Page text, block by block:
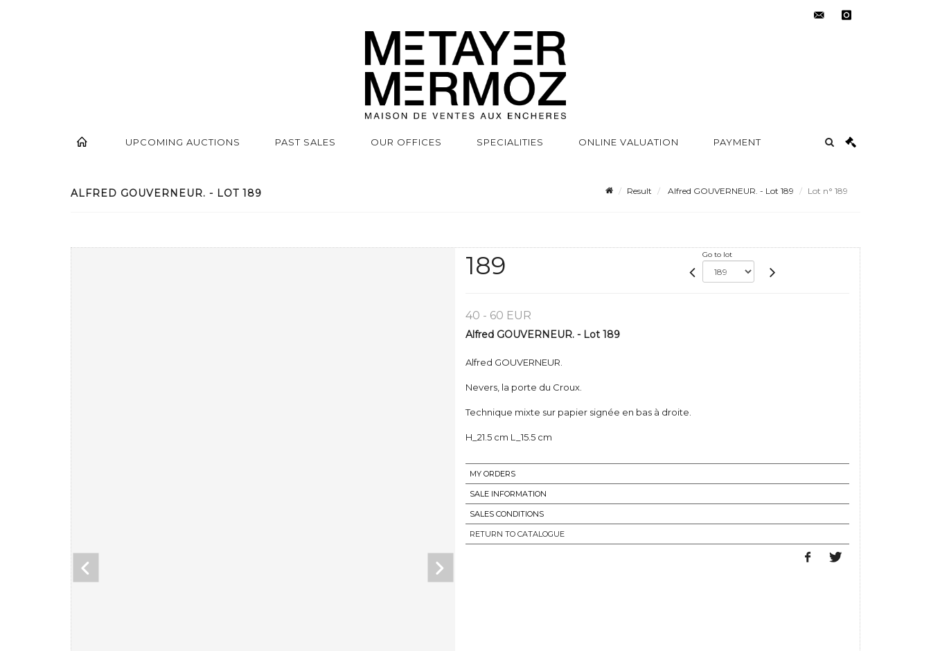
UPCOMING AUCTIONS PAST SALES OUR OFFICES SPECIALITIES ONLINE VALUATION PAYMENT
ALFRED GOUVERNEUR. - LOT 189 Result Alfred GOUVERNEUR. - Lot 189 Lot n° 189
189 Go to lot
40 - 60 EUR
Alfred GOUVERNEUR. - Lot 189
Alfred GOUVERNEUR.
Nevers, la porte du Croux.
Technique mixte sur papier signée en bas à droite.
H_21.5 cm L_15.5 cm
MY ORDERS
SALE INFORMATION
SALES CONDITIONS
RETURN TO CATALOGUE